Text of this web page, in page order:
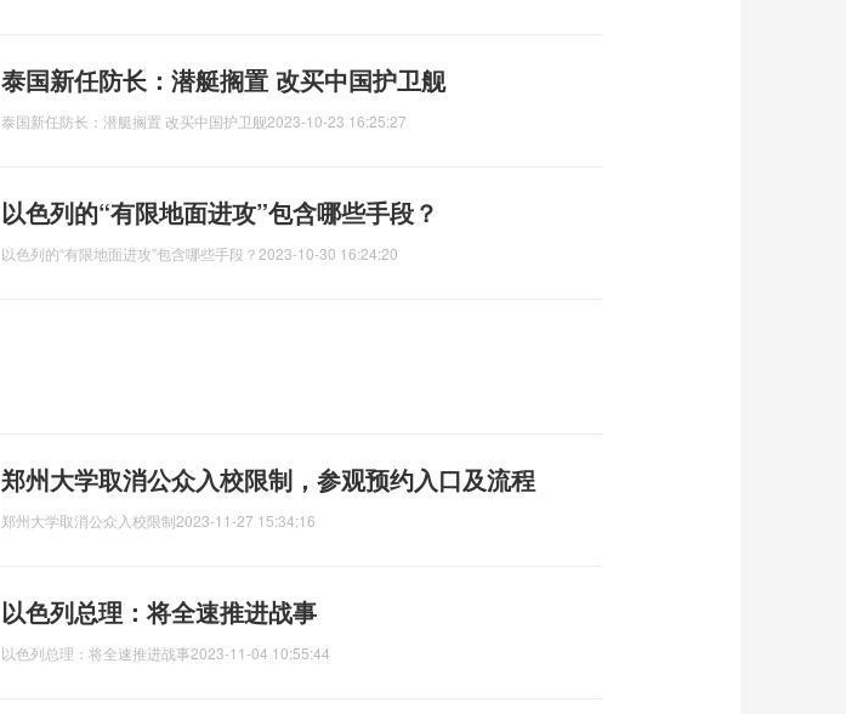
泰国新任防长：潜艇搁置 改买中国护卫舰
泰国新任防长：潜艇搁置 改买中国护卫舰2023-10-23 16:25:27
以色列的“有限地面进攻”包含哪些手段？
以色列的“有限地面进攻”包含哪些手段？ 2023-10-30 16:24:20
郑州大学取消公众入校限制，参观预约入口及流程
郑州大学取消公众入校限制2023-11-27 15:34:16
以色列总理：将全速推进战事
以色列总理：将全速推进战事2023-11-04 10:55:44